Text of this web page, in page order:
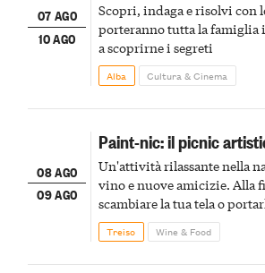
07 AGO
10 AGO
Scopri, indaga e risolvi con
porteranno tutta la famiglia
a scoprirne i segreti
Alba Cultura & Cinema
08 AGO
09 AGO
Paint-nic: il picnic
Un'attività rilassante nella
vino e nuove amicizie. Alla
scambiare la tua tela o
Treiso Wine & Food